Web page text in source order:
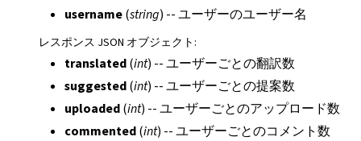
username(string) -- ユーザーのユーザー名
レスポンス JSON オブジェクト :
translated(int) -- ユーザーごとの翻訳数
suggested(int) -- ユーザーごとの提案数
uploaded(int) -- ユーザーごとのアップロード数
commented(int) -- ユーザーごとのコメント数